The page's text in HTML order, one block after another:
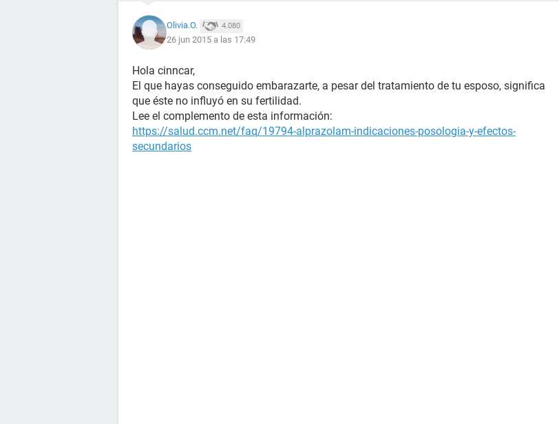
Olivia.O. 4.080
26 jun 2015 a las 17:49
Hola cinncar,
El que hayas conseguido embarazarte, a pesar del tratamiento de tu esposo, significa
que éste no influyó en su fertilidad.
Lee el complemento de esta información:
https://salud.ccm.net/faq/19794-alprazolam-indicaciones-posologia-y-efectos-
secundarios